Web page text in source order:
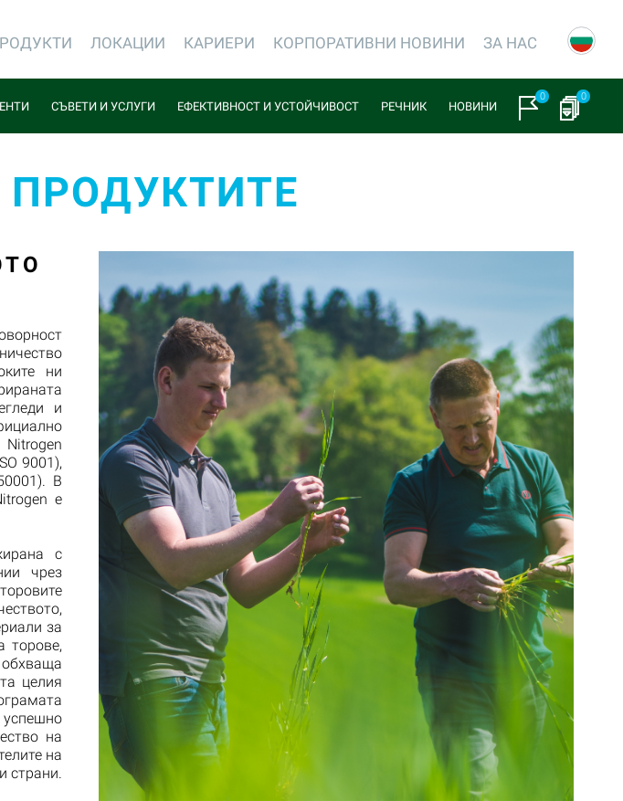
ЛОКАЦИИ КАРИЕРИ КОРПОРАТИВНИ НОВИНИ ЗА НАС
СЪВЕТИ И УСЛУГИ ЕФЕКТИВНОСТ И УСТОЙЧИВОСТ РЕЧНИК НОВИНИ
0 0
ни
и
9001),
В
е
с
чрез
за
торове,
целия
успешно
на
на
страни.